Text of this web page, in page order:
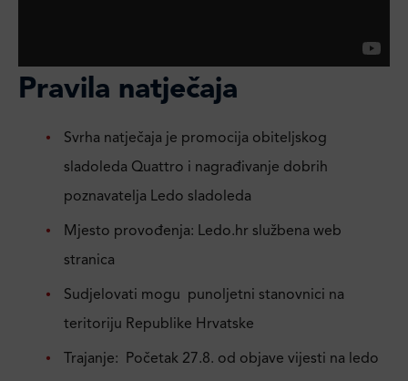
Pravila natječaja
Svrha natječaja je promocija obiteljskog
sladoleda Quattro i nagrađivanje dobrih
poznavatelja Ledo sladoleda
Mjesto provođenja: Ledo.hr službena web
stranica
Sudjelovati mogu punoljetni stanovnici na
teritoriju Republike Hrvatske
Trajanje: Početak 27.8. od objave vijesti na ledo